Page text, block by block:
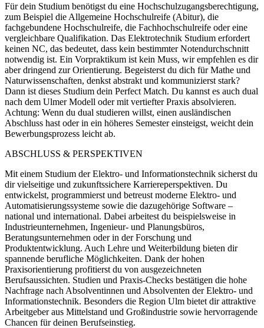
Für dein Studium benötigst du eine Hochschulzugangsberechtigung,
zum Beispiel die Allgemeine Hochschulreife (Abitur), die
fachgebundene Hochschulreife, die Fachhochschulreife oder eine
vergleichbare Qualifikation. Das Elektrotechnik Studium erfordert
keinen NC, das bedeutet, dass kein bestimmter Notendurchschnitt
notwendig ist. Ein Vorpraktikum ist kein Muss, wir empfehlen es dir
aber dringend zur Orientierung. Begeisterst du dich für Mathe und
Naturwissenschaften, denkst abstrakt und kommunizierst stark?
Dann ist dieses Studium dein Perfect Match. Du kannst es auch dual
nach dem Ulmer Modell oder mit vertiefter Praxis absolvieren.
Achtung: Wenn du dual studieren willst, einen ausländischen
Abschluss hast oder in ein höheres Semester einsteigst, weicht dein
Bewerbungsprozess leicht ab.
ABSCHLUSS & PERSPEKTIVEN
Mit einem Studium der Elektro- und Informationstechnik sicherst du
dir vielseitige und zukunftssichere Karriereperspektiven. Du
entwickelst, programmierst und betreust moderne Elektro- und
Automatisierungssysteme sowie die dazugehörige Software –
national und international. Dabei arbeitest du beispielsweise in
Industrieunternehmen, Ingenieur- und Planungsbüros,
Beratungsunternehmen oder in der Forschung und
Produktentwicklung. Auch Lehre und Weiterbildung bieten dir
spannende berufliche Möglichkeiten. Dank der hohen
Praxisorientierung profitierst du von ausgezeichneten
Berufsaussichten. Studien und Praxis-Checks bestätigen die hohe
Nachfrage nach Absolventinnen und Absolventen der Elektro- und
Informationstechnik. Besonders die Region Ulm bietet dir attraktive
Arbeitgeber aus Mittelstand und Großindustrie sowie hervorragende
Chancen für deinen Berufseinstieg.